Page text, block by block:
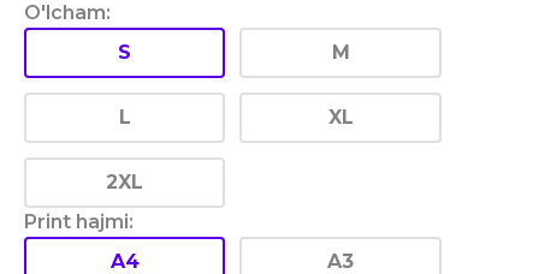
O'lcham:
S
M
L XL
2XL
Print hajmi:
A4
A3